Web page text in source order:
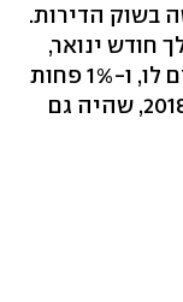
בשוק הדירות.
חודש ינואר,
27% פחות מאשר בחודש דצמבר שקדם לו, ו-1% פחות
מאשר מספר הדירות שנמכר בינואר 2018, שהיה גם